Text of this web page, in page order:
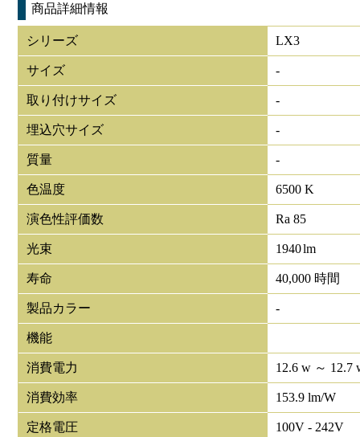
商品詳細情報
シリーズ LX3
サイズ -
取り付けサイズ -
埋込穴サイズ -
質量 -
色温度 6500 K
演色性評価数 Ra 85
光束 1940lm
寿命 40,000 時間
製品カラー -
機能
消費電力 12.6 w ～ 12.7
消費効率 153.9 lm/W
定格電圧 100V - 242V